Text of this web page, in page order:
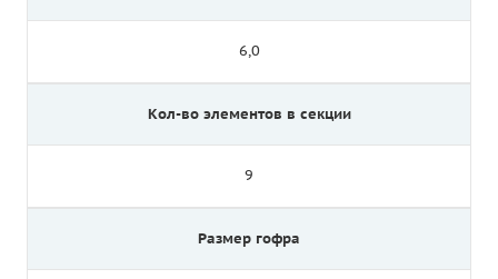
6,0
Кол-во элементов в секции
9
Размер гофра